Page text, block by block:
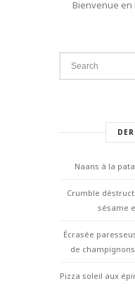
Bienvenue en
Naans à la
Crumble
sésame
Écrasée
de
Pizza soleil aux